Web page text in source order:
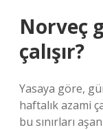
Norveç
çalışır?
Yasaya göre,
haftalık azami
bu sınırları